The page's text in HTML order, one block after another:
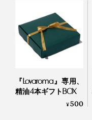
『Lovaroma』専用、
精油4本ギフトBOX
¥500